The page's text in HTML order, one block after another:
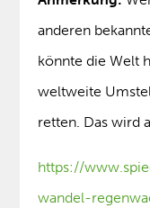
anderen
könnte die Welt
weltweite
retten. Das wird
https://
wandel-